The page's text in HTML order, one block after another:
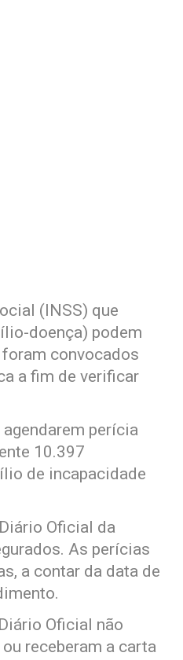
(INSS) que
doença) podem
convocados
a fim de verificar
perícia
10.397
de incapacidade
Oficial da
As perícias
a contar da data de
Oficial não
receberam a carta